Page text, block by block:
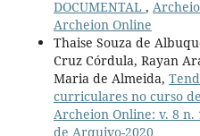
DOCUMENTAL ,
Archeion Online
Thaise Souza de
Cruz Córdula, Rayan
Maria de Almeida,
curriculares no curso
Archeion Online: v. 8 n.
de Arquivo-2020